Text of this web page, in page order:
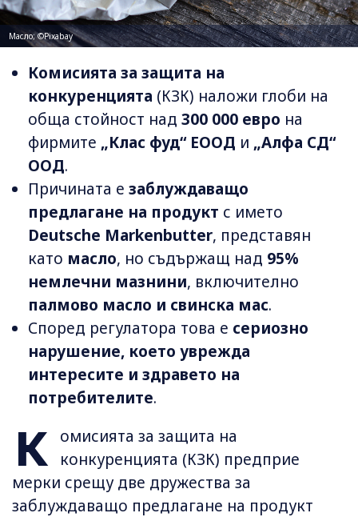
Масло; ©Pixabay
Комисията за защита на
конкуренцията (КЗК) наложи глоби на
обща стойност над 300 000 евро на
фирмите „Клас фуд“ ЕООД и „Алфа СД“
ООД.
Причината е заблуждаващо
предлагане на продукт с името
Deutsche Markenbutter, представян
като масло, но съдържащ над 95%
немлечни мазнини, включително
палмово масло и свинска мас.
Според регулатора това е сериозно
нарушение, което уврежда
интересите и здравето на
потребителите.
К
омисията за защита на
конкуренцията (КЗК) предприе
мерки срещу две дружества за
заблуждаващо предлагане на продукт